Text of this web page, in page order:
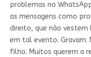
problemas no
as mensagens como
direito, que não vestem
em tal evento. Gravam.
filho. Muitos querem a